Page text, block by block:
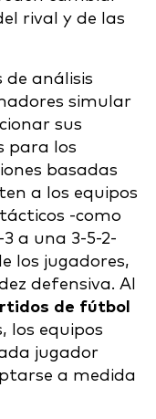
rival y de las
análisis
simular
sus
para los
basadas
a los equipos
-como
a una 3-5-2-
los jugadores,
defensiva. Al
de fútbol
los equipos
jugador
a medida